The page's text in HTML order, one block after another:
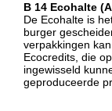
B 14 Ecohalte
De Ecohalte is
burger
verpakkingen
Ecocredits, die
ingewisseld
geproduceerde